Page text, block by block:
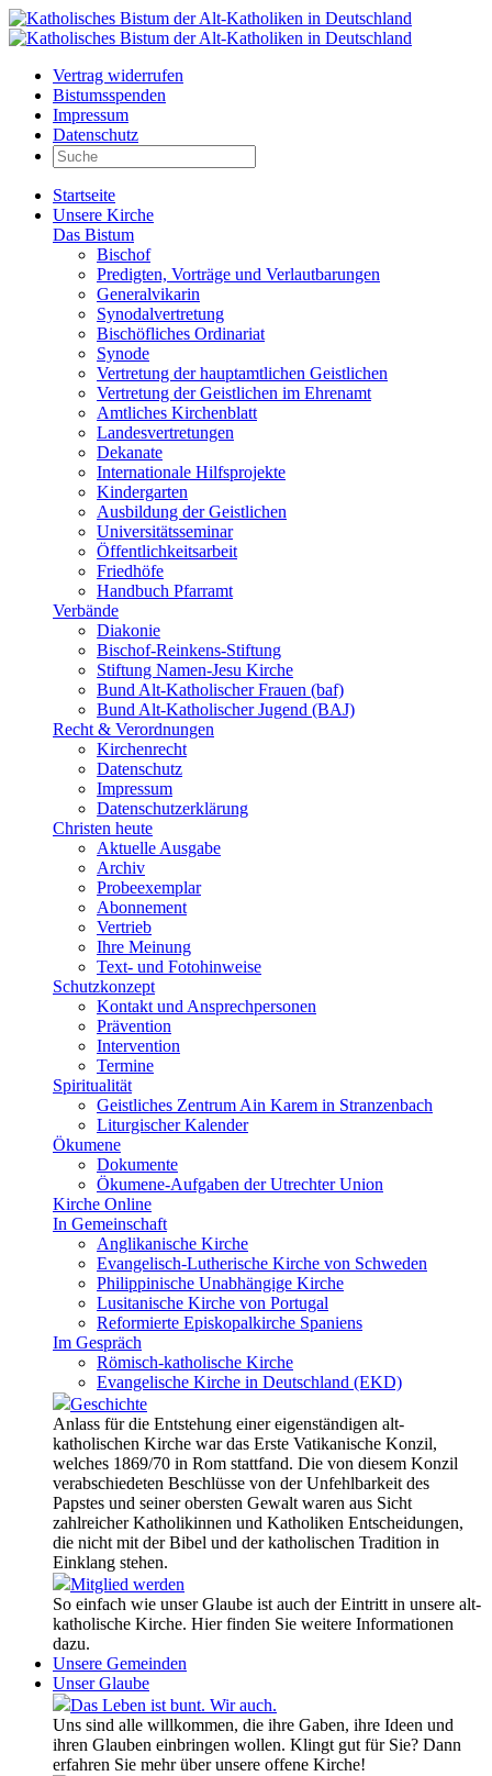
Vertrag widerrufen
Bistumsspenden
Impressum
Datenschutz
Startseite
Unsere Kirche
Das Bistum
Bischof
Predigten, Vorträge und Verlautbarungen
Generalvikarin
Synodalvertretung
Bischöfliches Ordinariat
Synode
Vertretung der hauptamtlichen Geistlichen
Vertretung der Geistlichen im Ehrenamt
Amtliches Kirchenblatt
Landesvertretungen
Dekanate
Internationale Hilfsprojekte
Kindergarten
Ausbildung der Geistlichen
Universitätsseminar
Öffentlichkeitsarbeit
Friedhöfe
Handbuch Pfarramt
Verbände
Diakonie
Bischof-Reinkens-Stiftung
Stiftung Namen-Jesu Kirche
Bund Alt-Katholischer Frauen (baf)
Bund Alt-Katholischer Jugend (BAJ)
Recht & Verordnungen
Kirchenrecht
Datenschutz
Impressum
Datenschutzerklärung
Christen heute
Aktuelle Ausgabe
Archiv
Probeexemplar
Abonnement
Vertrieb
Ihre Meinung
Text- und Fotohinweise
Schutzkonzept
Kontakt und Ansprechpersonen
Prävention
Intervention
Termine
Spiritualität
Geistliches Zentrum Ain Karem in Stranzenbach
Liturgischer Kalender
Ökumene
Dokumente
Ökumene-Aufgaben der Utrechter Union
Kirche Online
In Gemeinschaft
Anglikanische Kirche
Evangelisch-Lutherische Kirche von Schweden
Philippinische Unabhängige Kirche
Lusitanische Kirche von Portugal
Reformierte Episkopalkirche Spaniens
Im Gespräch
Römisch-katholische Kirche
Evangelische Kirche in Deutschland (EKD)
Geschichte
Anlass für die Entstehung einer eigenständigen alt-
katholischen Kirche war das Erste Vatikanische Konzil,
welches 1869/70 in Rom stattfand. Die von diesem Konzil
verabschiedeten Beschlüsse von der Unfehlbarkeit des
Papstes und seiner obersten Gewalt waren aus Sicht
zahlreicher Katholikinnen und Katholiken Entscheidungen,
die nicht mit der Bibel und der katholischen Tradition in
Einklang stehen.
Mitglied werden
So einfach wie unser Glaube ist auch der Eintritt in unsere alt-
katholische Kirche. Hier finden Sie weitere Informationen
dazu.
Unsere Gemeinden
Unser Glaube
Das Leben ist bunt. Wir auch.
Uns sind alle willkommen, die ihre Gaben, ihre Ideen und
ihren Glauben einbringen wollen. Klingt gut für Sie? Dann
erfahren Sie mehr über unsere offene Kirche!